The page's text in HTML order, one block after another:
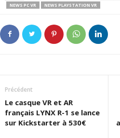
NEWS PC VR
NEWS PLAYSTATION VR
Précédent
Le casque VR et AR
français LYNX R-1 se lance
sur Kickstarter à 530€